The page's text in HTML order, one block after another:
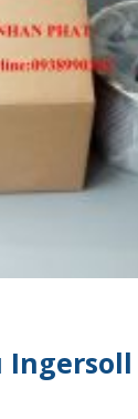
Ingersoll